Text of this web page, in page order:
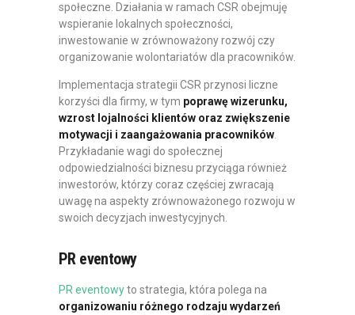
społeczne. Działania w ramach CSR obejmuję
wspieranie lokalnych społeczności,
inwestowanie w zrównoważony rozwój czy
organizowanie wolontariatów dla pracowników.
Implementacja strategii CSR przynosi liczne
korzyści dla firmy, w tym poprawę wizerunku,
wzrost lojalności klientów oraz zwiększenie
motywacji i zaangażowania pracowników
Przykładanie wagi do społecznej
odpowiedzialności biznesu przyciąga również
inwestorów, którzy coraz częściej zwracają
uwagę na aspekty zrównoważonego rozwoju w
swoich decyzjach inwestycyjnych.
PR eventowy
PR eventowyto strategia, która polega na
organizowaniu różnego rodzaju wydarzeń